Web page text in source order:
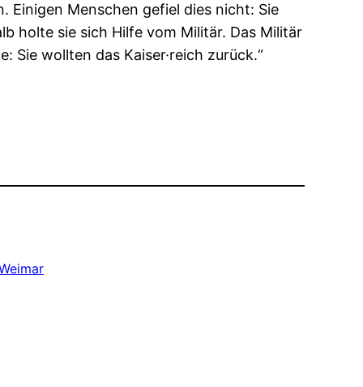
Einigen Menschen gefiel dies nicht: Sie
holte sie sich Hilfe vom Militär. Das Militär
wollten das Kaiser·reich zurück.“